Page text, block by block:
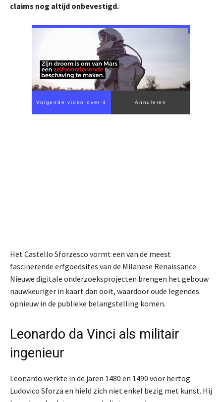
claims nog altijd onbevestigd.
Volgende video over 4 Annuleren
Het Castello Sforzesco vormt een van de meest
fascinerende erfgoedsites van de Milanese Renaissance.
Nieuwe digitale onderzoeksprojecten brengen het gebouw
nauwkeuriger in kaart dan ooit, waardoor oude legendes
opnieuw in de publieke belangstelling komen.
Leonardo da Vinci als militair
ingenieur
Leonardo werkte in de jaren 1480 en 1490 voor hertog
Ludovico Sforza en hield zich niet enkel bezig met kunst. Hij